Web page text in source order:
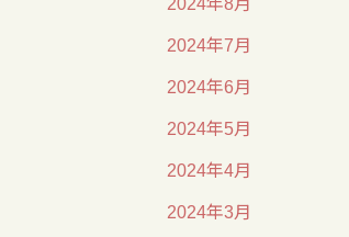
2024年7月
2024年6月
2024年5月
2024年4月
2024年3月